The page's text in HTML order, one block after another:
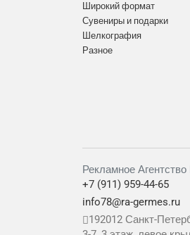
Широкий формат
Сувениры и подарки
Шелкография
Разное
Рекламное Агентство
+7 (911) 959-44-65
info78@ra-germes.ru
192012 Санкт-